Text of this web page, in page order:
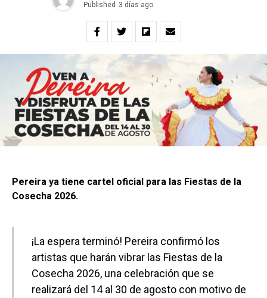
Published 3 días ago
Pereira ya tiene cartel oficial para las Fiestas de la
Cosecha 2026.
¡La espera terminó! Pereira confirmó los
artistas que harán vibrar las Fiestas de la
Cosecha 2026, una celebración que se
realizará del 14 al 30 de agosto con motivo de